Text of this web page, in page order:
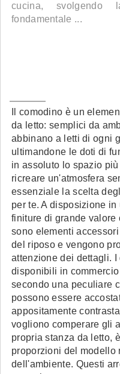
cucina, svolgendo
fondamentale ...
Il comodino è un
da letto: semplici da
abbinano a letti di ogni
ultimandone le doti di
in assoluto lo spazio
ricreare un'atmosfera
essenziale la scelta
per te. A disposizione
finiture di grande valore
sono elementi
del riposo e vengono
attenzione dei dettagli.
disponibili in
secondo una peculiare
possono essere
appositamente
vogliono comperare gli
propria stanza da letto,
proporzioni del modello
dell'ambiente. Questi